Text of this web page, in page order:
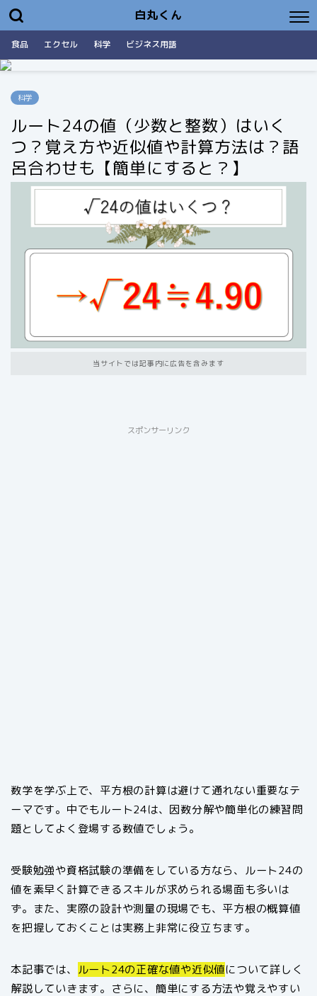
白丸くん
食品 エクセル 科学 ビジネス用語
科学
ルート24の値（少数と整数）はいく
つ？覚え方や近似値や計算方法は？語
呂合わせも【簡単にすると？】
当サイトでは記事内に広告を含みます
スポンサーリンク
数学を学ぶ上で、平方根の計算は避けて通れない重要なテ
ーマです。中でもルート24は、因数分解や簡単化の練習問
題としてよく登場する数値でしょう。
受験勉強や資格試験の準備をしている方なら、ルート24の
値を素早く計算できるスキルが求められる場面も多いは
ず。また、実際の設計や測量の現場でも、平方根の概算値
を把握しておくことは実務上非常に役立ちます。
本記事では、 ルート24の正確な値や近似値について詳しく
解説していきます。さらに、簡単にする方法や覚えやすい